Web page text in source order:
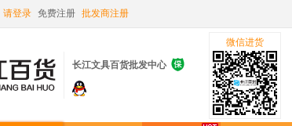
请登录 免费注册 批发商注册
长江文具百货批发中心 
微信进货